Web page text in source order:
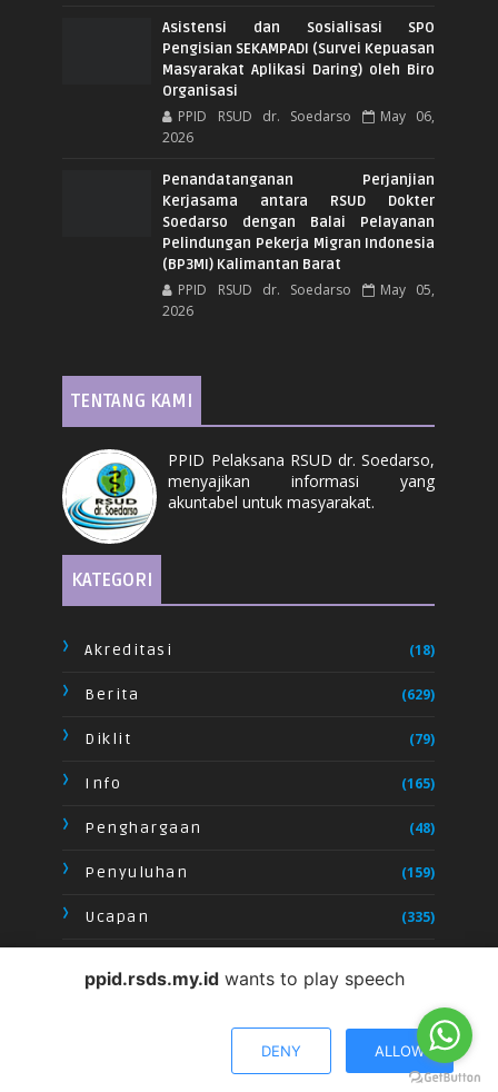
Asistensi dan Sosialisasi SPO
Pengisian SEKAMPADI (Survei Kepuasan
Masyarakat Aplikasi Daring) oleh Biro
Organisasi
PPID RSUD dr. Soedarso
May 06,
2026
Penandatanganan Perjanjian
Kerjasama antara RSUD Dokter
Soedarso dengan Balai Pelayanan
Pelindungan Pekerja Migran Indonesia
(BP3MI) Kalimantan Barat
PPID RSUD dr. Soedarso
May 05,
2026
TENTANG KAMI
PPID Pelaksana RSUD dr. Soedarso,
menyajikan informasi yang
akuntabel untuk masyarakat.
KATEGORI
Akreditasi (18)
Berita (629)
Diklit (79)
Info (165)
Penghargaan (48)
Penyuluhan (159)
Ucapan (335)
BYTEMPLATESYARD
ppid.rsds.my.id wants to play speech
DENY ALLOW